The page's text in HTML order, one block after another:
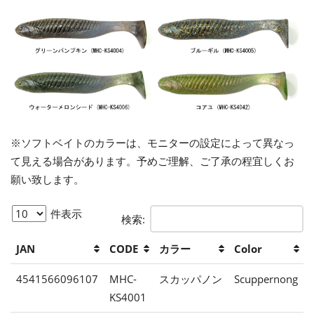
※ソフトベイトのカラーは、モニターの設定によって異なっ
て見える場合があります。予めご理解、ご了承の程宜しくお
願い致します。
件表示 検索:
JAN CODE カラー Color
4541566096107
MHC-
KS4001
スカッパノン Scuppernong